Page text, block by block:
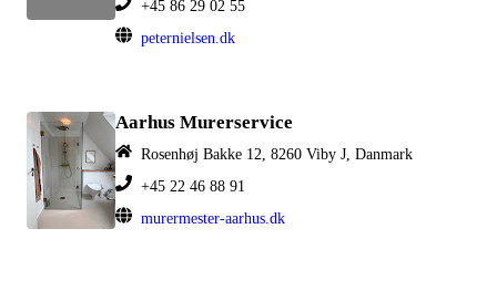
+45 86 29 02 55
peternielsen.dk
Aarhus Murerservice
Rosenhøj Bakke 12, 8260 Viby J, Danmark
+45 22 46 88 91
murermester-aarhus.dk